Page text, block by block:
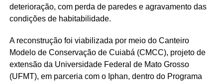
deterioração, com perda de paredes e agravamento das
condições de habitabilidade.
A reconstrução foi viabilizada por meio do Canteiro
Modelo de Conservação de Cuiabá (CMCC), projeto de
extensão da Universidade Federal de Mato Grosso
(UFMT), em parceria com o Iphan, dentro do Programa